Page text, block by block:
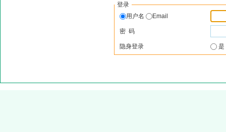
登录
用户名
Email
密 码
隐身登录